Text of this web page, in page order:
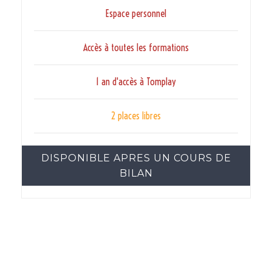
Espace personnel
Accès à toutes les formations
1 an d'accès à Tomplay
2 places libres
DISPONIBLE APRES UN COURS DE
BILAN